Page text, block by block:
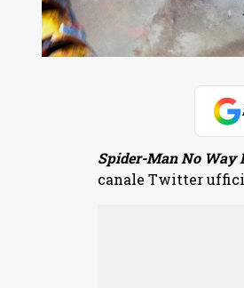
Spider-Man No Way
canale Twitter